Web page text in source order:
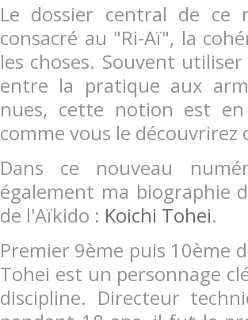
Le dossier central de ce
consacré au "Ri-Aï", la
les choses. Souvent
entre la pratique aux
nues, cette notion est
comme vous le découvrirez
Dans ce nouveau
également ma biographie
de l'Aïkido : Koichi Tohei.
Premier 9ème puis 10ème
Tohei est un personnage
discipline. Directeur